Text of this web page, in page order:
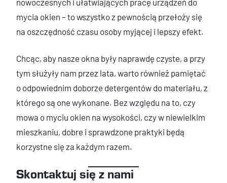
mycia okien – to wszystko z pewnością przełoży się
na oszczędność czasu osoby myjącej i lepszy efekt.
Chcąc, aby nasze okna były naprawdę czyste, a przy
tym służyły nam przez lata, warto również pamiętać
o odpowiednim doborze detergentów do materiału, z
którego są one wykonane. Bez względu na to, czy
mowa o myciu okien na wysokości, czy w niewielkim
mieszkaniu, dobre i sprawdzone praktyki będą
korzystne się za każdym razem.
Skontaktuj się z nami